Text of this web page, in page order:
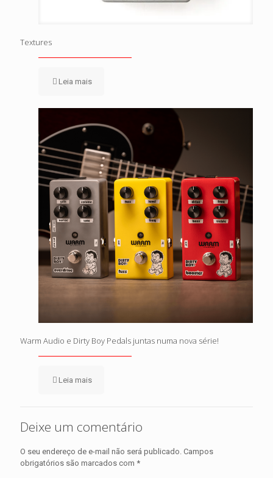
Textures
Leia mais
Warm Audio e Dirty Boy Pedals juntas numa nova série!
Leia mais
Deixe um comentário
O seu endereço de e-mail não será publicado. Campos
obrigatórios são marcados com *